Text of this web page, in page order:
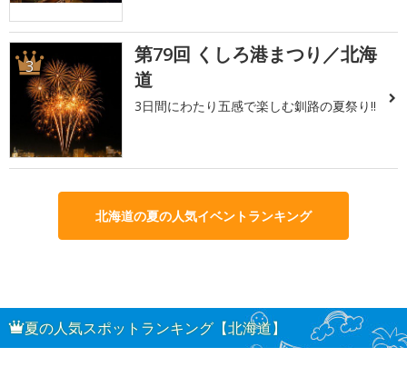
3
第79回 くしろ港まつり／北海
道
3日間にわたり五感で楽しむ釧路の夏祭り!!
北海道の夏の人気イベントランキング
夏の人気スポットランキング【北海道】